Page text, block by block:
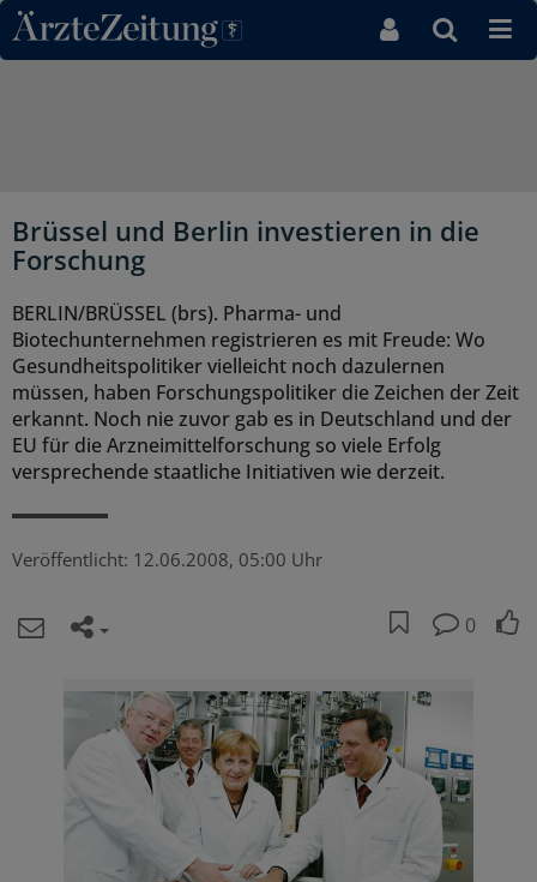
Direkt zum Inhaltsbereich
Brüssel und Berlin investieren in die
Forschung
BERLIN/BRÜSSEL (brs). Pharma- und
Biotechunternehmen registrieren es mit Freude: Wo
Gesundheitspolitiker vielleicht noch dazulernen
müssen, haben Forschungspolitiker die Zeichen der Zeit
erkannt. Noch nie zuvor gab es in Deutschland und der
EU für die Arzneimittelforschung so viele Erfolg
versprechende staatliche Initiativen wie derzeit.
Veröffentlicht: 12.06.2008, 05:00 Uhr
0